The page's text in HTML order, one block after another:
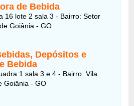
de Bebida
16 lote 2 sala 3 - Bairro: Setor
Goiânia - GO
Depósitos e
Bebida
1 sala 3 e 4 - Bairro: Vila
Goiânia - GO